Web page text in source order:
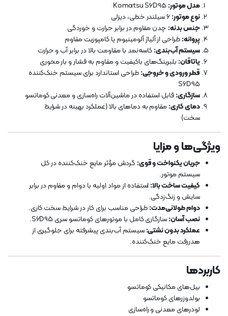
مدل موتور:
نوع موتور:
جنس بدنه: چدن مقاوم در برابر حرارت و خوردگی
پروانه:طراحی از آلیاژ آلومینیوم یا کامپوزیت مقاوم
سیستم آب‌بندی:کاسه‌نمد با مقاومت بالا در برابر آب و حرارت
یاتاقان: بلبرینگ‌های باکیفیت و مقاوم به فشار و بار محوری
قطر ورودی و خروجی:طراحی استاندارد برای سیستم خنک‌کننده
S6D95
سازگاری:قابل استفاده در ماشین‌آلات راه‌سازی و معدنی کوماتسو
دمای کاری:مقاوم به دماهای بالا (عملکرد بهینه در شرایط
سخت)
ویژگی‌ها و مزایا
جریان یکنواخت و قوی: گردش مؤثر مایع خنک‌کننده در کل
سیستم موتور.
کیفیت ساخت بالا:استفاده از مواد اولیه با دوام و مقاوم در برابر
سایش و زنگ‌زدگی.
دوام طولانی‌مدت:طراحی مناسب برای کار در شرایط سخت کاری.
نصب آسان:سازگاری کامل با موتورهای کوماتسو سری S6D95.
عملکرد بدون نشتی:سیستم آب‌بندی پیشرفته برای جلوگیری از
هدررفت مایع خنک‌کننده.
کاربردها
بیل‌های مکانیکی کوماتسو
بولدوزرهای کوماتسو
لودرهای معدنی و راه‌سازی